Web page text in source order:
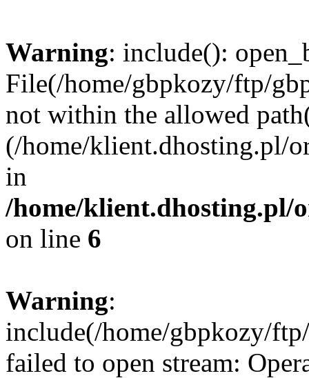
Warning: include():
File(/home/gbpkozy/ftp/
not within the allowed
(/home/klient.dhosting.pl/
in
/home/
on line 6
Warning:
include(/home/gbpkozy/
failed to open stream: